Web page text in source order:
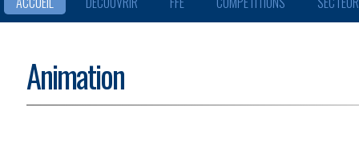
Animation